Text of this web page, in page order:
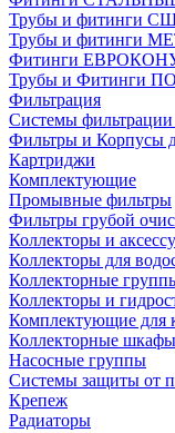
Трубы и фитинги
Трубы и фитинги
Фитинги
Трубы и Фитинги
Фильтрация
Системы
Фильтры и Корпусы
Картриджи
Комплектующие
Промывные фильтры
Фильтры грубой
Коллекторы и
Коллекторы для
Коллекторные
Коллекторы и
Комплектующие для
Коллекторные шкафы
Насосные группы
Системы защиты от
Крепеж
Радиаторы